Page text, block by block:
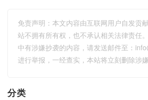
免责声明：本文内容由互联网用户自发贡
站不拥有所有权，也不承认相关法律责任
中有涉嫌抄袭的内容，请发送邮件至：
进行举报，一经查实，本站将立刻删除涉嫌
分类